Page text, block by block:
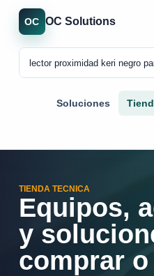
OC OC Solutions
Soluciones
TIENDA TECNICA
Equipos,
y
comprar